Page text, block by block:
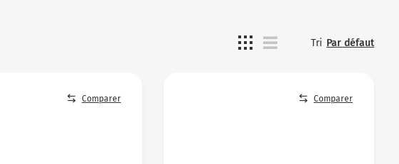
Tri Par défaut
Comparer Comparer